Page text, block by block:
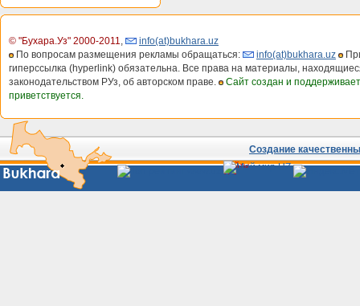
© "Бухара.Уз" 2000-2011,
info(at)bukhara.uz
По вопросам размещения рекламы обращаться:
info(at)bukhara.uz
гиперссылка (hyperlink) обязательна. Все права на материалы,
законодательством РУз, об авторском праве.
Сайт создан и
приветствуется.
Создание
Сайты
Узбекистана